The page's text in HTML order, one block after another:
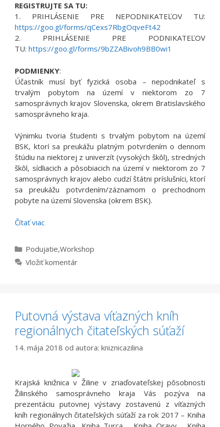
REGISTRUJTE SA TU:
1. PRIHLÁSENIE PRE NEPODNIKATEĽOV TU:
https://goo.gl/forms/qCexs7RbgOqveFt42
2. PRIHLÁSENIE PRE PODNIKATEĽOV
TU: https://goo.gl/forms/9bZZABivoh9BB0wi1
PODMIENKY:
Účastník musí byť fyzická osoba – nepodnikateľ s
trvalým pobytom na území v niektorom zo 7
samosprávnych krajov Slovenska, okrem Bratislavského
samosprávneho kraja.
Výnimku tvoria študenti s trvalým pobytom na území
BSK, ktorí sa preukážu platným potvrdením o dennom
štúdiu na niektorej z univerzít (vysokých škôl), stredných
škôl, sídliacich a pôsobiacich na území v niektorom zo 7
samosprávnych krajov alebo cudzí štátni príslušníci, ktorí
sa preukážu potvrdením/záznamom o prechodnom
pobyte na území Slovenska (okrem BSK).
Čítať viac
Kategórie
Podujatie,Workshop
Vložiť komentár
Putovná výstava víťazných kníh
regionálnych čitateľských súťaží
14. mája 2018 od autora: kniznicazilina
Krajská knižnica v Žiline v zriaďovateľskej pôsobnosti
Žilinského samosprávneho kraja Vás pozýva na
prezentáciu putovnej výstavy zostavenú z víťazných
kníh regionálnych čitateľských súťaží za rok 2017 – Kniha